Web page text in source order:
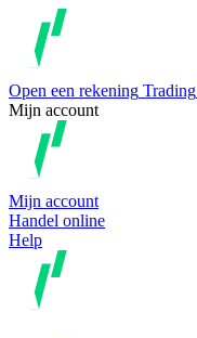
Open een rekening Trading
Mijn account
Mijn account
Handel online
Help